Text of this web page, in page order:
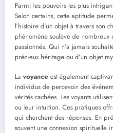
Parmi les pouvoirs les plus
Selon certains, cette aptitude
l’histoire d’un objet à travers son
phénomène soulève de
passionnés. Qui n’a jamais
précieux héritage ou d’un objet
La voyance est également
individus de percevoir des
vérités cachées. Les voyants
ou leur intuition. Ces pratiques
qui cherchent des réponses. En
souvent une connexion spirituelle